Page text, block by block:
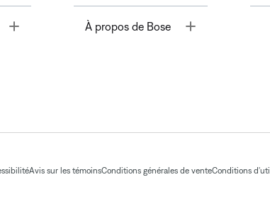
À propos de Bose Toggle
Avis sur les témoinsConditions générales de venteConditions